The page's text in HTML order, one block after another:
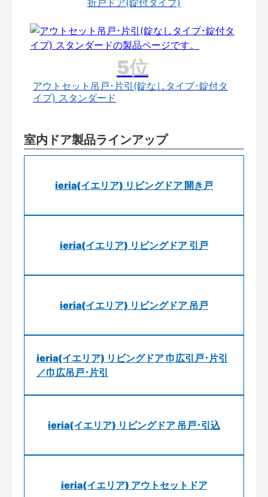
アウトセット吊戸･片引(錠なしタイプ･錠付タ
イプ) スタンダード
室内ドア製品ラインアップ
ieria(イエリア) リビングドア 開き戸
ieria(イエリア) リビングドア 引戸
ieria(イエリア) リビングドア 吊戸
ieria(イエリア) リビングドア 巾広引戸･片引
／巾広吊戸･片引
ieria(イエリア) リビングドア 吊戸･引込
ieria(イエリア) アウトセットドア